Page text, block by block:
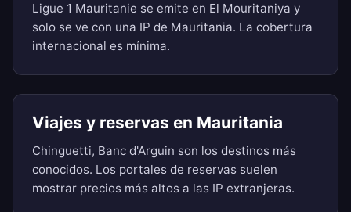
Ligue 1 Mauritanie se emite en El Mouritaniya y
solo se ve con una IP de Mauritania. La cobertura
internacional es mínima.
Viajes y reservas en Mauritania
Chinguetti, Banc d'Arguin son los destinos más
conocidos. Los portales de reservas suelen
mostrar precios más altos a las IP extranjeras.